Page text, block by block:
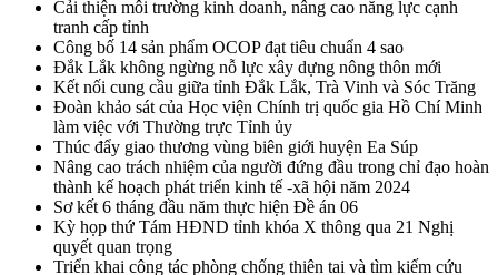
Cải thiện môi trường kinh doanh, nâng cao năng lực cạnh
tranh cấp tỉnh
Công bố 14 sản phẩm OCOP đạt tiêu chuẩn 4 sao
Đắk Lắk không ngừng nỗ lực xây dựng nông thôn mới
Kết nối cung cầu giữa tỉnh Đắk Lắk, Trà Vinh và Sóc Trăng
Đoàn khảo sát của Học viện Chính trị quốc gia Hồ Chí Minh
làm việc với Thường trực Tỉnh ủy
Thúc đẩy giao thương vùng biên giới huyện Ea Súp
Nâng cao trách nhiệm của người đứng đầu trong chỉ đạo hoàn
thành kế hoạch phát triển kinh tế -xã hội năm 2024
Sơ kết 6 tháng đầu năm thực hiện Đề án 06
Kỳ họp thứ Tám HĐND tỉnh khóa X thông qua 21 Nghị
quyết quan trọng
Triển khai công tác phòng chống thiên tai và tìm kiếm cứu